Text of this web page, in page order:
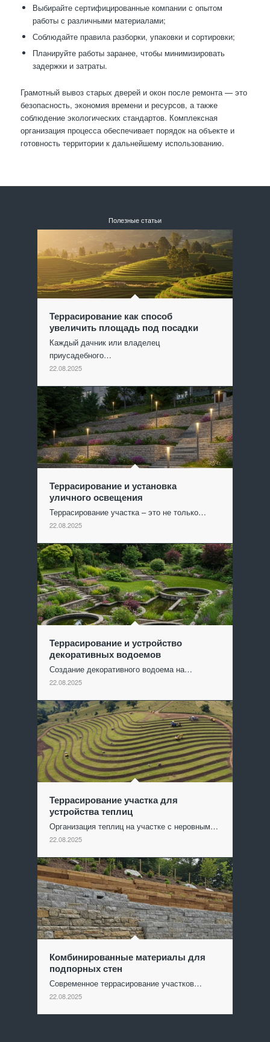
Выбирайте сертифицированные компании с опытом
работы с различными материалами;
Соблюдайте правила разборки, упаковки и сортировки;
Планируйте работы заранее, чтобы минимизировать
задержки и затраты.
Грамотный вывоз старых дверей и окон после ремонта — это
безопасность, экономия времени и ресурсов, а также
соблюдение экологических стандартов. Комплексная
организация процесса обеспечивает порядок на объекте и
готовность территории к дальнейшему использованию.
Полезные статьи
Террасирование как способ
увеличить площадь под посадки
Каждый дачник или владелец
приусадебного…
22.08.2025
Террасирование и установка
уличного освещения
Террасирование участка – это не только…
22.08.2025
Террасирование и устройство
декоративных водоемов
Создание декоративного водоема на…
22.08.2025
Террасирование участка для
устройства теплиц
Организация теплиц на участке с неровным…
22.08.2025
Комбинированные материалы для
подпорных стен
Современное террасирование участков…
22.08.2025